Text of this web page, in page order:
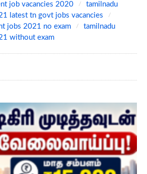
job vacancies 2020
tamilnadu
latest tn govt jobs vacancies
jobs 2021 no exam
tamilnadu
without exam